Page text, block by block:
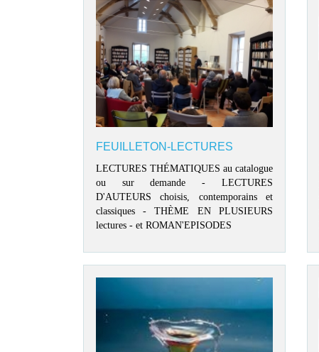
FEUILLETON-LECTURES
LECTURES THÉMATIQUES au catalogue
ou sur demande - LECTURES
D'AUTEURS choisis, contemporains et
classiques - THÈME EN PLUSIEURS
lectures - et ROMAN'EPISODES